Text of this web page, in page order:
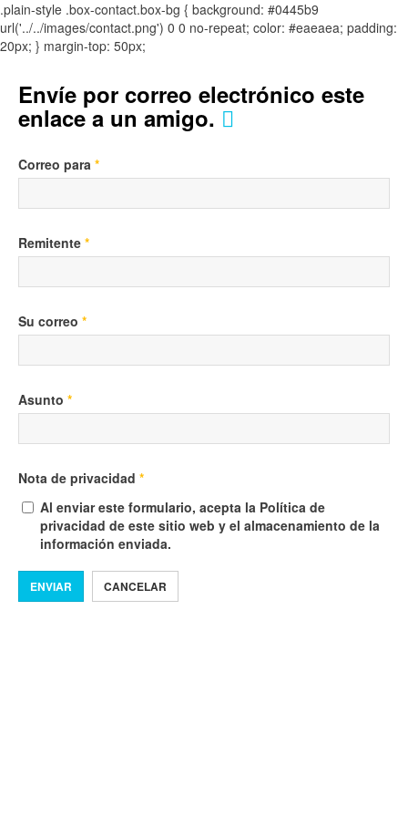
.plain-style .box-contact.box-bg { background: #0445b9
url('../../images/contact.png') 0 0 no-repeat; color: #eaeaea; padding:
20px; } margin-top: 50px;
Envíe por correo electrónico este
enlace a un amigo.
Correo para *
Remitente *
Su correo *
Asunto *
Nota de privacidad *
Al enviar este formulario, acepta la Política de
privacidad de este sitio web y el almacenamiento de la
información enviada.
ENVIAR CANCELAR